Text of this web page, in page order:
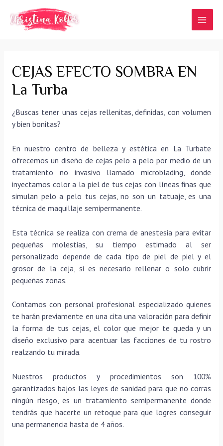
contenido
CEJAS EFECTO SOMBRA EN
La Turba
¿Buscas tener unas cejas rellenitas, definidas, con volumen
y bien bonitas?
En nuestro centro de belleza y estética en La Turbate
ofrecemos un diseño de cejas pelo a pelo por medio de un
tratamiento no invasivo llamado microblading, donde
inyectamos color a la piel de tus cejas con líneas finas que
simulan pelo a pelo tus cejas, no son un tatuaje, es una
técnica de maquillaje semipermanente.
Esta técnica se realiza con crema de anestesia para evitar
pequeñas molestias, su tiempo estimado al ser
personalizado depende de cada tipo de piel de piel y el
grosor de la ceja, si es necesario rellenar o solo cubrir
pequeñas zonas.
Contamos con personal profesional especializado quienes
te harán previamente en una cita una valoración para definir
la forma de tus cejas, el color que mejor te queda y un
diseño exclusivo para acentuar las facciones de tu rostro
realzando tu mirada.
Nuestros productos y procedimientos son 100%
garantizados bajos las leyes de sanidad para que no corras
ningún riesgo, es un tratamiento semipermanente donde
tendrás que hacerte un retoque para que logres conseguir
una permanencia hasta de 4 años.